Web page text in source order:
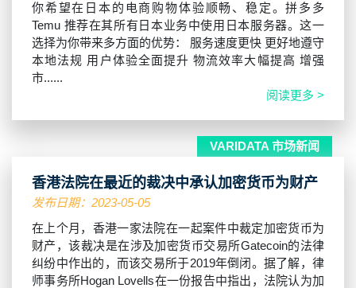
你希望在日本的电商购物体验顺畅、稳定。拼多多
Temu 推荐在其所有日本业务中使用日本服务器。这一
选择为你带来多方面的优势： 服务速度更快 更好地遵守
本地法规 用户体验全面提升 物流效率大幅提高 增强
市......
阅读更多 >
VARIDATA 市场新闻
香港法院在最近的裁决中承认加密货币为财产
发布日期：2023-05-05
在上个月，香港一家法院在一起案件中裁定加密货币为
财产，该裁决是在涉及加密货币交易所Gatecoin的法律
纠纷中作出的，而该交易所于2019年倒闭。据了解，律
师事务所Hogan Lovells在一份报告中指出，法院认为加